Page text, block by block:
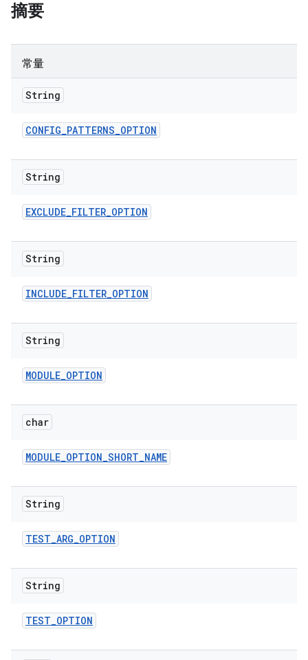
摘要
常量
String
CONFIG_PATTERNS_OPTION
String
EXCLUDE_FILTER_OPTION
String
INCLUDE_FILTER_OPTION
String
MODULE_OPTION
char
MODULE_OPTION_SHORT_NAME
String
TEST_ARG_OPTION
String
TEST_OPTION